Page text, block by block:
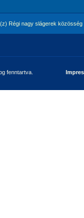
Régi nagy slágerek
fenntartva.